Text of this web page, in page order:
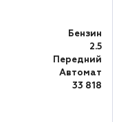
Бензин
2.5
Передний
Автомат
33 818